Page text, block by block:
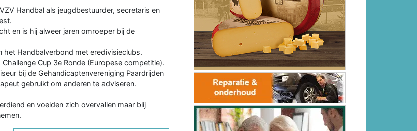
Handbal als jeugdbestuurder, secretaris en
en is hij alweer jaren omroeper bij de
Handbalverbond met eredivisieclubs.
Cup 3e Ronde (Europese competitie).
bij de Gehandicaptenvereniging Paardrijden
gebruikt om anderen te adviseren.
en voelden zich overvallen maar blij